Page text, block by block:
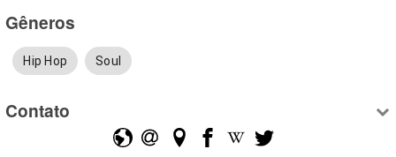
Gêneros
Hip Hop Soul
Contato